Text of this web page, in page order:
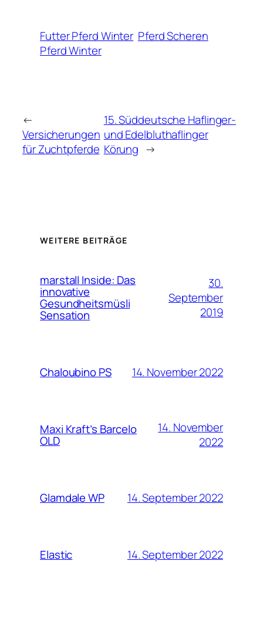
Futter Pferd Winter Pferd Scheren
Pferd Winter
←
Versicherungen
für Zuchtpferde
15. Süddeutsche Haflinger-
und Edelbluthaflinger
Körung →
WEITERE BEITRÄGE
marstall Inside: Das
innovative
Gesundheitsmüsli
Sensation
30.
September
2019
Chaloubino PS 14. November 2022
Maxi Kraft’s Barcelo
OLD
14. November
2022
Glamdale WP 14. September 2022
Elastic 14. September 2022